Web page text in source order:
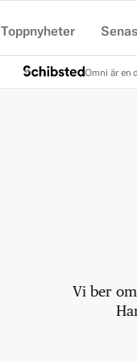
Toppnyheter
Omni är en
Vi ber